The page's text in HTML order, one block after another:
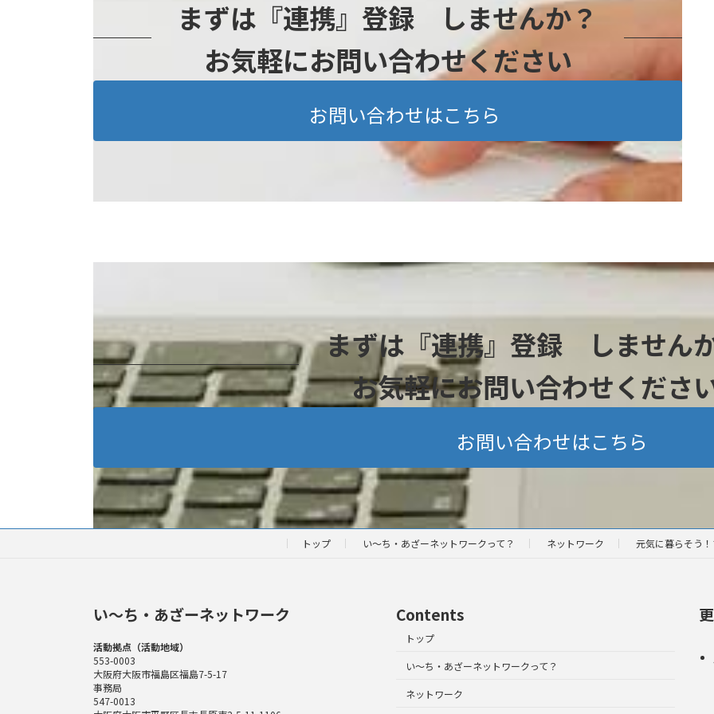
まずは『連携』登録 しませんか？
お気軽にお問い合わせください
お問い合わせはこちら
まずは『連携』登録 しません
お気軽にお問い合わせくださ
お問い合わせはこちら
トップ い～ち・あざーネットワークって？ ネットワーク 元気に暮らそう
い〜ち・あざーネットワーク
活動拠点（活動地域）
553-0003
大阪府大阪市福島区福島7-5-17
事務局
547-0013
Contents
トップ
い～ち・あざーネットワークって？
ネットワーク